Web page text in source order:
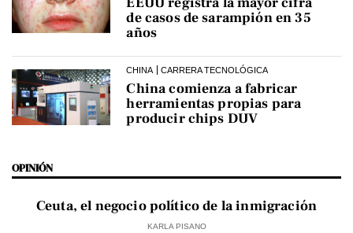
de casos de sarampión en 35
años
CHINA CARRERA TECNOLÓGICA
China comienza a fabricar
herramientas propias para
producir chips DUV
OPINIÓN
Ceuta, el negocio político de la inmigración
KARLA PISANO